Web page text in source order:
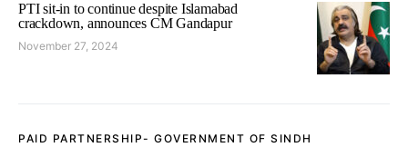
PTI sit-in to continue despite Islamabad
crackdown, announces CM Gandapur
November 27, 2024
PAID PARTNERSHIP- GOVERNMENT OF SINDH